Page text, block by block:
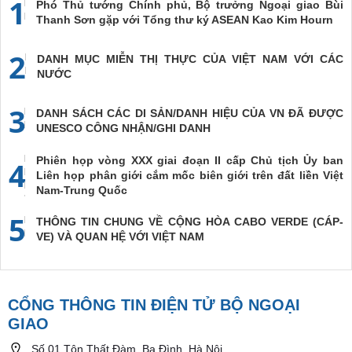
1
Phó Thủ tướng Chính phủ, Bộ trưởng Ngoại giao Bùi
Thanh Sơn gặp với Tổng thư ký ASEAN Kao Kim Hourn
2
DANH MỤC MIỄN THỊ THỰC CỦA VIỆT NAM VỚI CÁC
NƯỚC
3
DANH SÁCH CÁC DI SẢN/DANH HIỆU CỦA VN ĐÃ ĐƯỢC
UNESCO CÔNG NHẬN/GHI DANH
4
Phiên họp vòng XXX giai đoạn II cấp Chủ tịch Ủy ban
Liên họp phân giới cắm mốc biên giới trên đất liền Việt
Nam-Trung Quốc
5
THÔNG TIN CHUNG VỀ CỘNG HÒA CABO VERDE (CÁP-
VE) VÀ QUAN HỆ VỚI VIỆT NAM
CỔNG THÔNG TIN ĐIỆN TỬ BỘ NGOẠI
GIAO
Số 01 Tôn Thất Đàm, Ba Đình, Hà Nội